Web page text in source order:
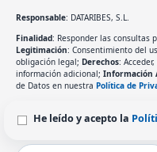
Responsable: DATARIBES, S.L.
Finalidad: Responder las consultas
Legitimación: Consentimiento del
obligación legal; Derechos:
información adicional; Información
de Datos en nuestra Política de
He leído y acepto la